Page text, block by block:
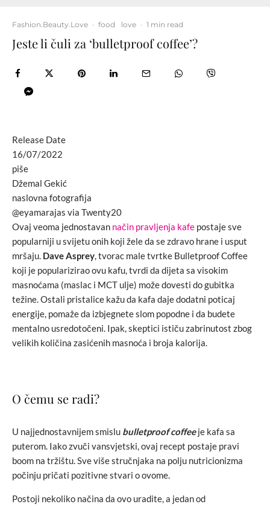
Fashion.Beauty.Love · food love · 1 min read
Jeste li čuli za ‘bulletproof coffee’?
Release Date
16/07/2022
piše
Džemal Gekić
naslovna fotografija
@eyamarajas via Twenty20
Ovaj veoma jednostavan način pravljenja kafe postaje sve
popularniji u svijetu onih koji žele da se zdravo hrane i usput
mršaju. Dave Asprey, tvorac male tvrtke Bulletproof Coffee
koji je popularizirao ovu kafu, tvrdi da dijeta sa visokim
masnoćama (maslac i MCT ulje) može dovesti do gubitka
težine. Ostali pristalice kažu da kafa daje dodatni poticaj
energije, pomaže da izbjegnete slom popodne i da budete
mentalno usredotočeni. Ipak, skeptici ističu zabrinutost zbog
velikih količina zasićenih masnoća i broja kalorija.
O čemu se radi?
U najjednostavnijem smislu bulletproof coffeeje kafa sa
puterom. Iako zvuči vansvjetski, ovaj recept postaje pravi
boom na tržištu. Sve više stručnjaka na polju nutricionizma
počinju pričati pozitivne stvari o ovome.
Postoji nekoliko načina da ovo uradite, a jedan od